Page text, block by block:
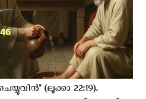
(ലൂക്കാ 22:19).